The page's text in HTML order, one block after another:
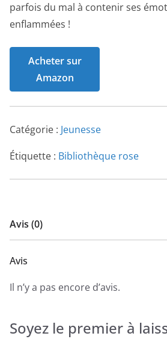
parfois du mal à contenir ses
enflammées !
Acheter sur
Amazon
Catégorie : Jeunesse
Étiquette : Bibliothèque rose
Avis (0)
Avis
Il n’y a pas encore d’avis.
Soyez le premier à